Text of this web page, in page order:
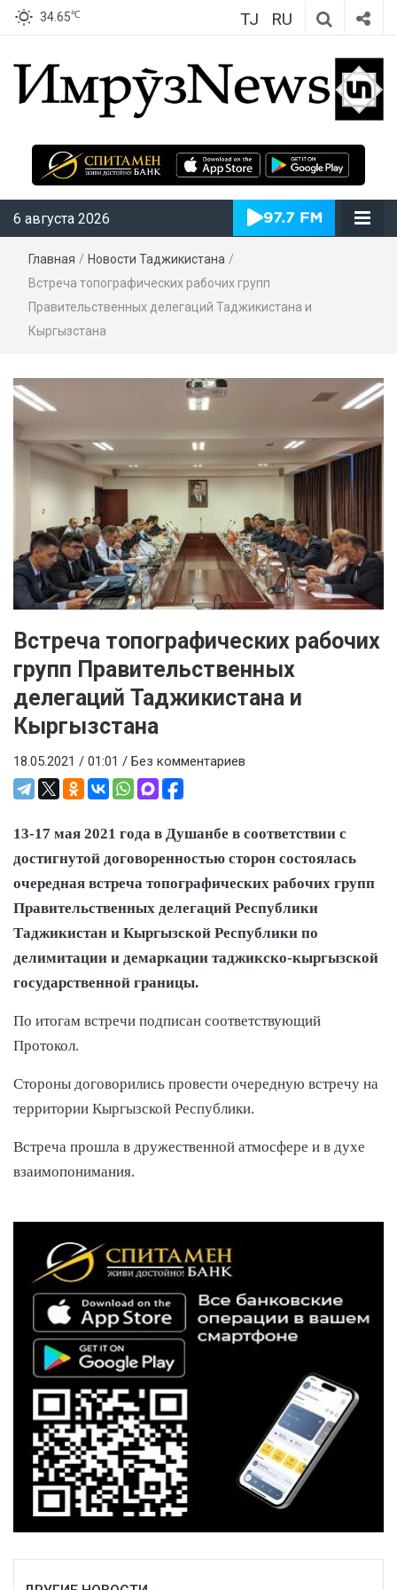
34.65℃ TJ RU
ИмрӯзNews
6 августа 2026
Главная / Новости Таджикистана /
Встреча топографических рабочих групп
Правительственных делегаций Таджикистана и
Кыргызстана
Встреча топографических рабочих
групп Правительственных
делегаций Таджикистана и
Кыргызстана
18.05.2021 / 01:01 / Без комментариев
13-17 мая 2021 года в Душанбе в соответствии с
достигнутой договоренностью сторон состоялась
очередная встреча топографических рабочих групп
Правительственных делегаций Республики
Таджикистан и Кыргызской Республики по
делимитации и демаркации таджикско-кыргызской
государственной границы.
По итогам встречи подписан соответствующий
Протокол.
Стороны договорились провести очередную встречу на
территории Кыргызской Республики.
Встреча прошла в дружественной атмосфере и в духе
взаимопонимания.